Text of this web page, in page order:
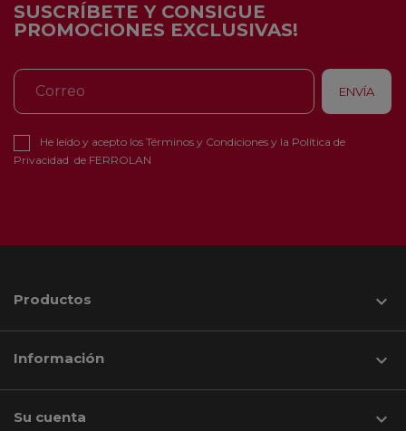
SUSCRÍBETE Y CONSIGUE
PROMOCIONES EXCLUSIVAS!
He leído y acepto los Términos y Condiciones y la Política de
Privacidad de FERROLAN
Productos 
Información 
Su cuenta 